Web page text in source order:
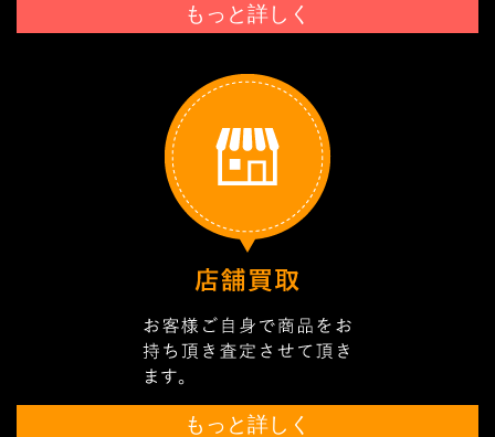
もっと詳しく
もっと詳しく